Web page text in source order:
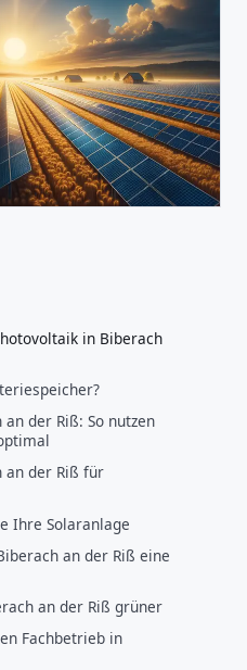
in Biberach
der Riß: So nutzen
an der Riß für
Ihre Solaranlage
an der Riß eine
an der Riß grüner
Fachbetrieb in